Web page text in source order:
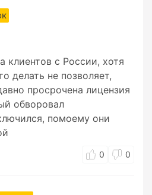
клиентов с России, хотя
делать не позволяет,
просрочена лицензия
обворовал
помоему они
0 0